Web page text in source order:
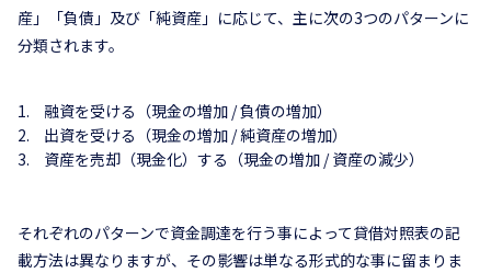
産」「負債」及び「純資産」に応じて、主に次の3つのパターンに
分類されます。
融資を受ける（現金の増加 / 負債の増加）
出資を受ける（現金の増加 / 純資産の増加）
資産を売却（現金化）する（現金の増加 / 資産の減少）
それぞれのパターンで資金調達を行う事によって貸借対照表の記
載方法は異なりますが、その影響は単なる形式的な事に留まりま